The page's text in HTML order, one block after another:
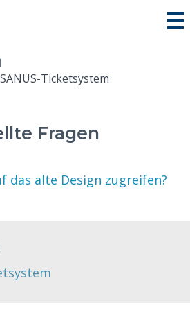
Ticketsystem
Fragen
das alte Design zugreifen?